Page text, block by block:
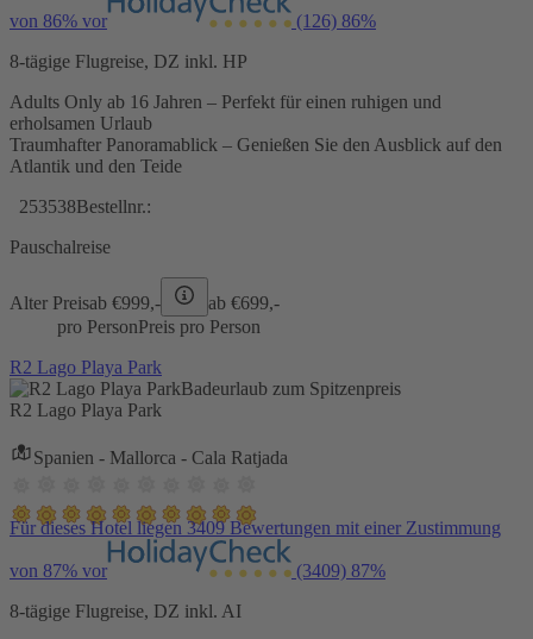
von 86% vor (126) 86%
8-tägige Flugreise, DZ inkl. HP
Adults Only ab 16 Jahren – Perfekt für einen ruhigen und
erholsamen Urlaub
Traumhafter Panoramablick – Genießen Sie den Ausblick auf den
Atlantik und den Teide
253538Bestellnr.:
Pauschalreise
Alter Preisab €999,- ab €699,-
pro PersonPreis pro Person
R2 Lago Playa Park
Badeurlaub zum Spitzenpreis
R2 Lago Playa Park
Spanien - Mallorca - Cala Ratjada
Für dieses Hotel liegen 3409 Bewertungen mit einer Zustimmung
von 87% vor (3409) 87%
8-tägige Flugreise, DZ inkl. AI